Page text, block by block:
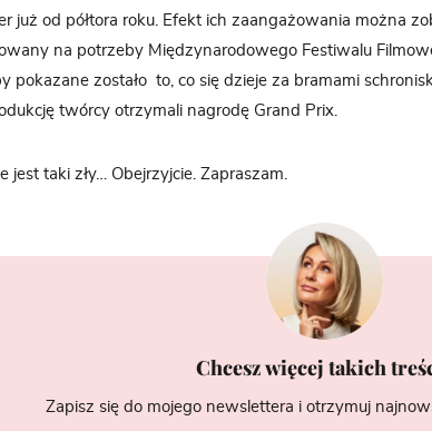
już od półtora roku. Efekt ich zaangażowania można
na potrzeby Międzynarodowego Festiwalu
pokazane zostało to, co się dzieje za bramami
twórcy otrzymali nagrodę Grand Prix.
jest taki zły… Obejrzyjcie. Zapraszam.
Chcesz więcej takich
Zapisz się do mojego newslettera i otrzymuj